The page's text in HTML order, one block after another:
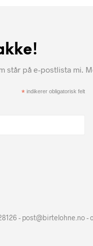
står på e-postlista mi.
*indikerer obligatorisk felt
- post@birtelohne.no -